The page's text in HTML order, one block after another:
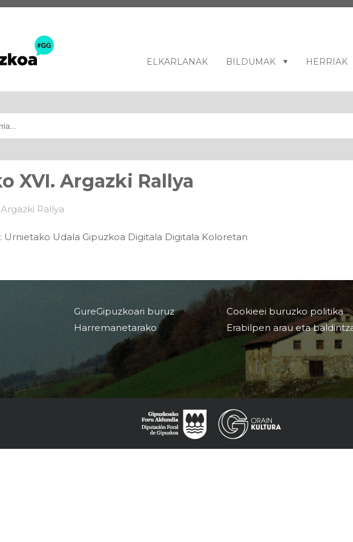
ELKARLANAK BILDUMAK HERRIAK
XVI. Argazki Rallya
Urnietako Udala Gipuzkoa Digitala Digitala Koloretan
GureGipuzkoari buruz
Harremanetarako
Cookieei buruzko politika
Erabilpen arau eta